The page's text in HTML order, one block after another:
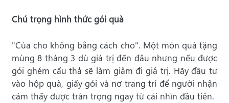
Chú trọng hình thức gói quà
"Của cho không bằng cách cho". Một món quà tặng
mùng 8 tháng 3 dù giá trị đến đâu nhưng nếu được
gói ghém cẩu thả sẽ làm giảm đi giá trị. Hãy đầu tư
vào hộp quà, giấy gói và nơ trang trí để người nhận
cảm thấy được trân trọng ngay từ cái nhìn đầu tiên.